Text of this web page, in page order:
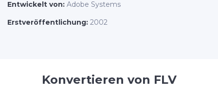
Entwickelt von: Adobe Systems
Erstveröffentlichung: 2002
Konvertieren von FLV